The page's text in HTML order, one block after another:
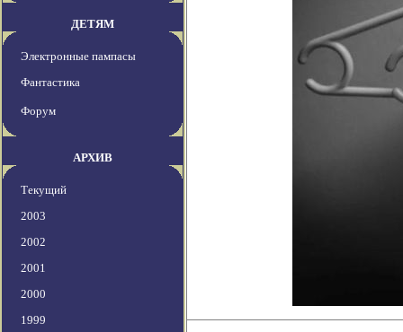
ДЕТЯМ
Электронные пампасы
Фантастика
Форум
АРХИВ
Текущий
2003
2002
2001
2000
1999